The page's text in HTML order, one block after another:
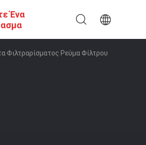
Ένα
Φιλτραρίσματος Ρεύμα Φίλτρου